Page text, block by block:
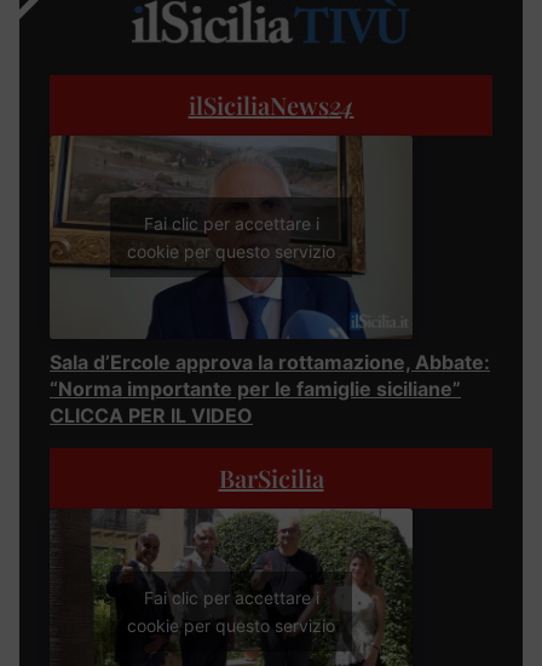
ilSiciliaNews24
Fai clic per accettare i
cookie per questo servizio
Sala d’Ercole approva la rottamazione, Abbate:
“Norma importante per le famiglie siciliane”
CLICCA PER IL VIDEO
BarSicilia
Fai clic per accettare i
cookie per questo servizio